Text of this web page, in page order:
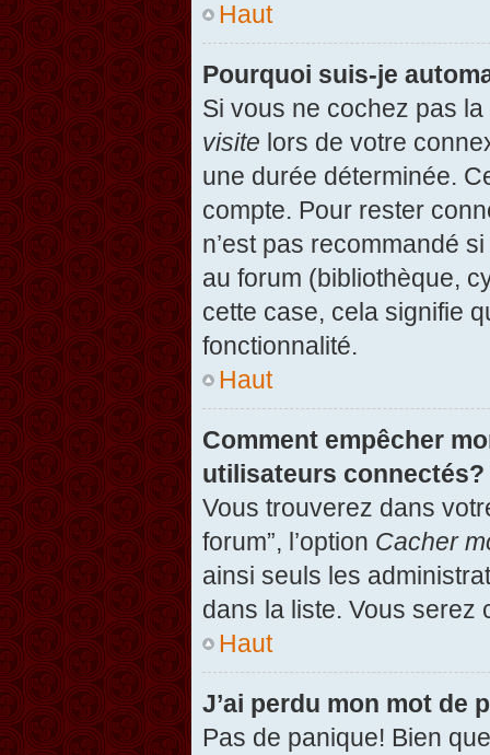
Haut
Pourquoi suis-je
Si vous ne cochez pas
visite lors de votre
une durée déterminée.
compte. Pour rester
n’est pas recommandé
au forum (bibliothèque,
cette case, cela signifie
fonctionnalité.
Haut
Comment empêcher
utilisateurs connectés?
Vous trouverez dans
forum”, l’option Cacher
ainsi seuls les
dans la liste. Vous serez
Haut
J’ai perdu mon mot de
Pas de panique! Bien